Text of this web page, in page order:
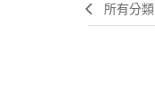
所有分類